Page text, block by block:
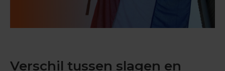
e
Verschil tussen slagen en